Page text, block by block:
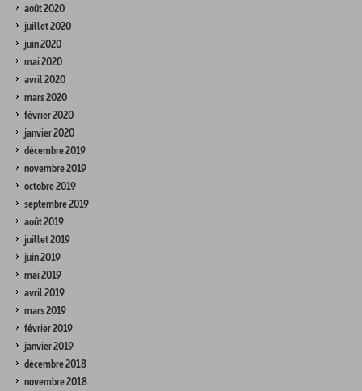
août 2020
juillet 2020
juin 2020
mai 2020
avril 2020
mars 2020
février 2020
janvier 2020
décembre 2019
novembre 2019
octobre 2019
septembre 2019
août 2019
juillet 2019
juin 2019
mai 2019
avril 2019
mars 2019
février 2019
janvier 2019
décembre 2018
novembre 2018